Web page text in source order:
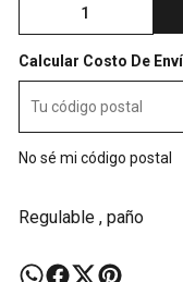
Calcular Costo De
No sé mi código postal
Regulable , paño